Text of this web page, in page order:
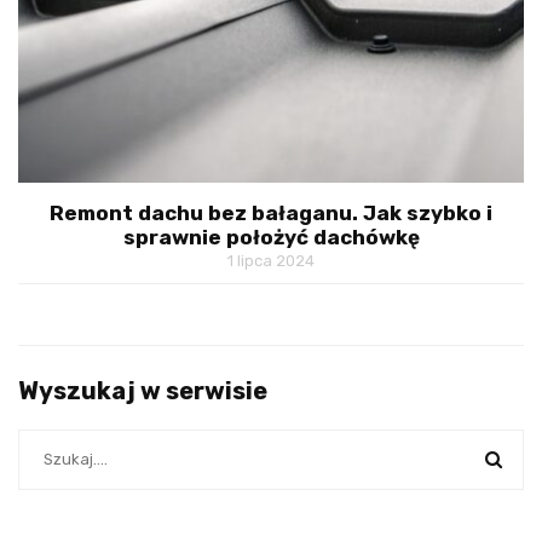
Remont dachu bez bałaganu. Jak szybko i
sprawnie położyć dachówkę
1 lipca 2024
Wyszukaj w serwisie